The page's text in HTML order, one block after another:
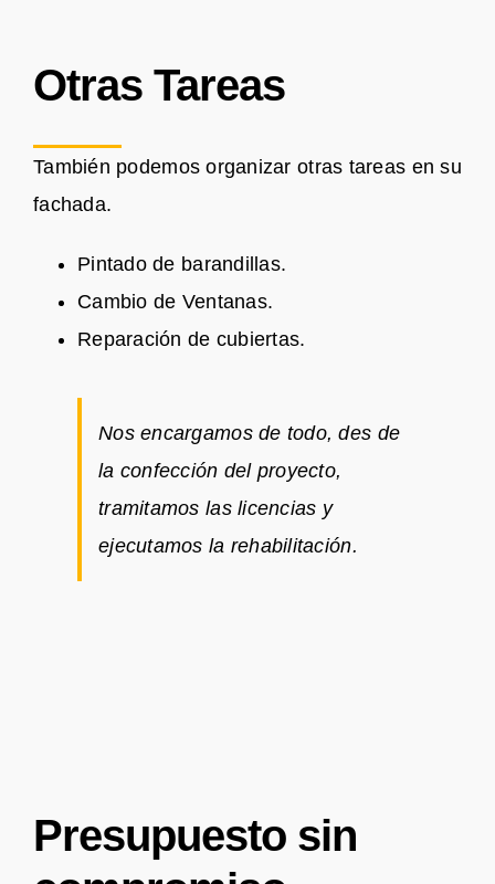
Otras Tareas
También podemos organizar otras tareas en su
fachada.
Pintado de barandillas.
Cambio de Ventanas.
Reparación de cubiertas.
Nos encargamos de todo, des de
la confección del proyecto,
tramitamos las licencias y
ejecutamos la rehabilitación.
Presupuesto sin